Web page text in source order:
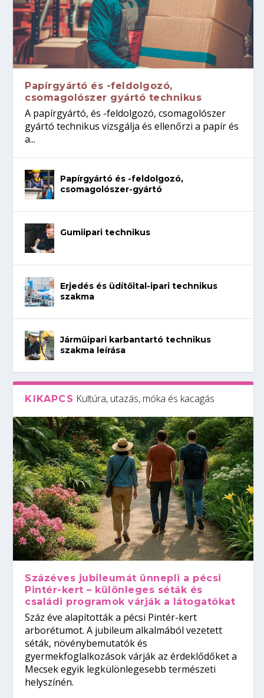
Papírgyártó és -feldolgozó,
csomagolószer gyártó technikus
A papírgyártó, és -feldolgozó, csomagolószer
gyártó technikus vizsgálja és ellenőrzi a papír és
a...
Papírgyártó és -feldolgozó,
csomagolószer-gyártó
Gumiipari technikus
Erjedés és üdítőital-ipari technikus
szakma
Járműipari karbantartó technikus
szakma leírása
KIKAPCS Kultúra, utazás, móka és kacagás
Százéves jubileumát ünnepli a pécsi
Pintér-kert – különleges séták és
családi programok várják a látogatókat
Száz éve alapították a pécsi Pintér-kert
arborétumot. A jubileum alkalmából vezetett
séták, növénybemutatók és
gyermekfoglalkozások várják az érdeklődőket a
Mecsek egyik legkülönlegesebb természeti
helyszínén.